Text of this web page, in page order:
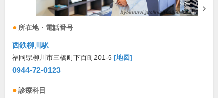
所在地・電話番号
西鉄柳川駅
福岡県柳川市三橋町下百町201-6 [地図]
0944-72-0123
診療科目